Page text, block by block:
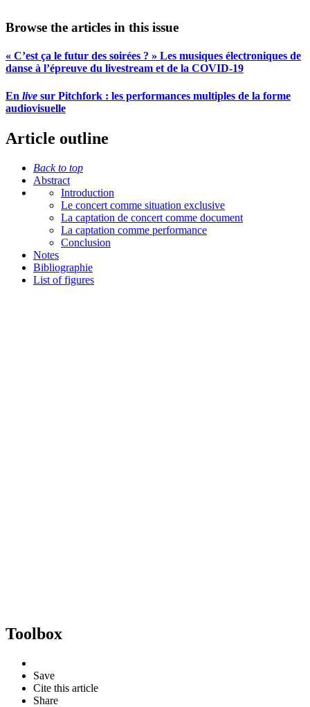
Browse the articles in this issue
« C’est ça le futur des soirées ? » Les musiques électroniques de
danse à l’épreuve du livestream et de la COVID-19
En live sur Pitchfork : les performances multiples de la forme
audiovisuelle
Article outline
Back to top
Abstract
Introduction
Le concert comme situation exclusive
La captation de concert comme document
La captation comme performance
Conclusion
Notes
Bibliographie
List of figures
Toolbox
Save
Cite this article
Share